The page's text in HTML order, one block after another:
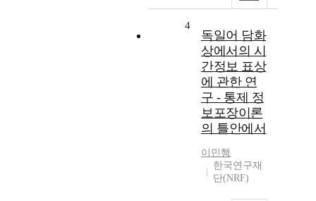
4
독일어 담화
상에서의 시
간정보 표상
에 관한 연
구 - 통제 정
보포장이론
의 틀안에서
이민행
한국연구재
단(NRF)